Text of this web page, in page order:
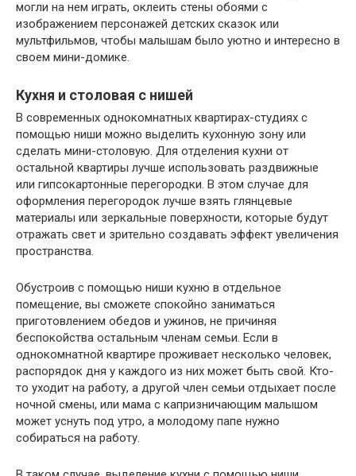
могли на нем играть, оклеить стены обоями с
изображением персонажей детских сказок или
мультфильмов, чтобы малышам было уютно и интересно в
своем мини-домике.
Кухня и столовая с нишей
В современных однокомнатных квартирах-студиях с
помощью ниши можно выделить кухонную зону или
сделать мини-столовую. Для отделения кухни от
остальной квартиры лучше использовать раздвижные
или гипсокартонные перегородки. В этом случае для
оформления перегородок лучше взять глянцевые
материалы или зеркальные поверхности, которые будут
отражать свет и зрительно создавать эффект увеличения
пространства.
Обустроив с помощью ниши кухню в отдельное
помещение, вы сможете спокойно заниматься
приготовлением обедов и ужинов, не причиняя
беспокойства остальным членам семьи. Если в
однокомнатной квартире проживает несколько человек,
распорядок дня у каждого из них может быть свой. Кто-
то уходит на работу, а другой член семьи отдыхает после
ночной смены, или мама с капризничающим малышом
может уснуть под утро, а молодому папе нужно
собираться на работу.